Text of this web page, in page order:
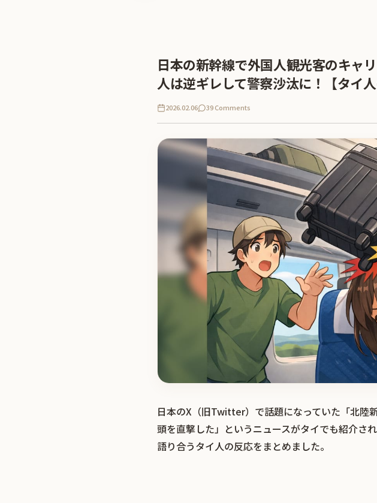
日本の新幹線で外国人観光客のキャ
人は逆ギレして警察沙汰に！【タイ人
2026.02.06 39 Comments
日本のX（旧Twitter）で話題になっていた「北陸
頭を直撃した」というニュースがタイでも紹介さ
語り合うタイ人の反応をまとめました。